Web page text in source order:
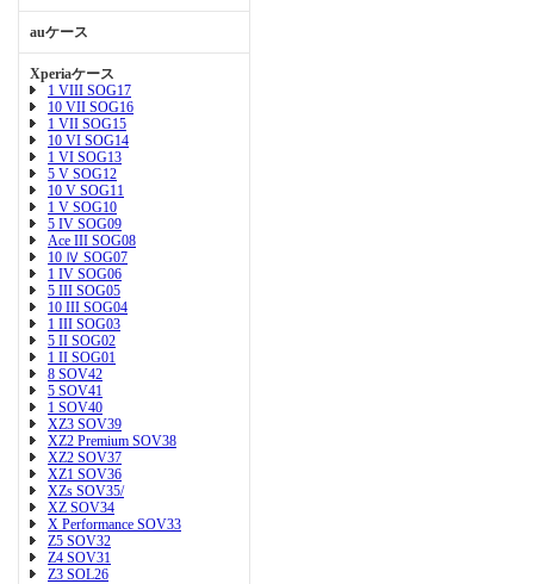
auケース
Xperiaケース
1 VIII SOG17
10 VII SOG16
1 VII SOG15
10 VI SOG14
1 VI SOG13
5 V SOG12
10 V SOG11
1 V SOG10
5 IV SOG09
Ace III SOG08
10 Ⅳ SOG07
1 IV SOG06
5 III SOG05
10 III SOG04
1 III SOG03
5 II SOG02
1 II SOG01
8 SOV42
5 SOV41
1 SOV40
XZ3 SOV39
XZ2 Premium SOV38
XZ2 SOV37
XZ1 SOV36
XZs SOV35/
XZ SOV34
X Performance SOV33
Z5 SOV32
Z4 SOV31
Z3 SOL26